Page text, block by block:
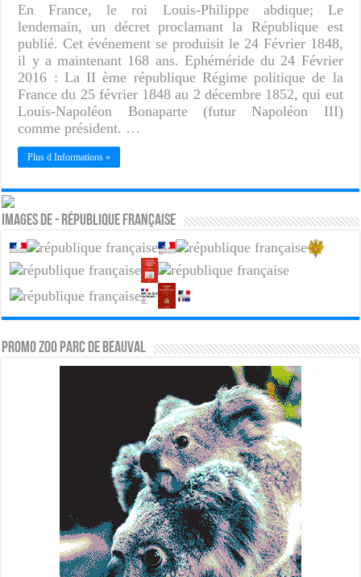
En France, le roi Louis-Philippe abdique; Le
lendemain, un décret proclamant la République est
publié. Cet événement se produisit le 24 Février 1848,
il y a maintenant 168 ans. Ephéméride du 24 Février
2016 : La II ème république Régime politique de la
France du 25 février 1848 au 2 décembre 1852, qui eut
Louis-Napoléon Bonaparte (futur Napoléon III)
comme président. …
Plus d Informations »
Images de - République française
PROMO ZOO PARC DE BEAUVAL